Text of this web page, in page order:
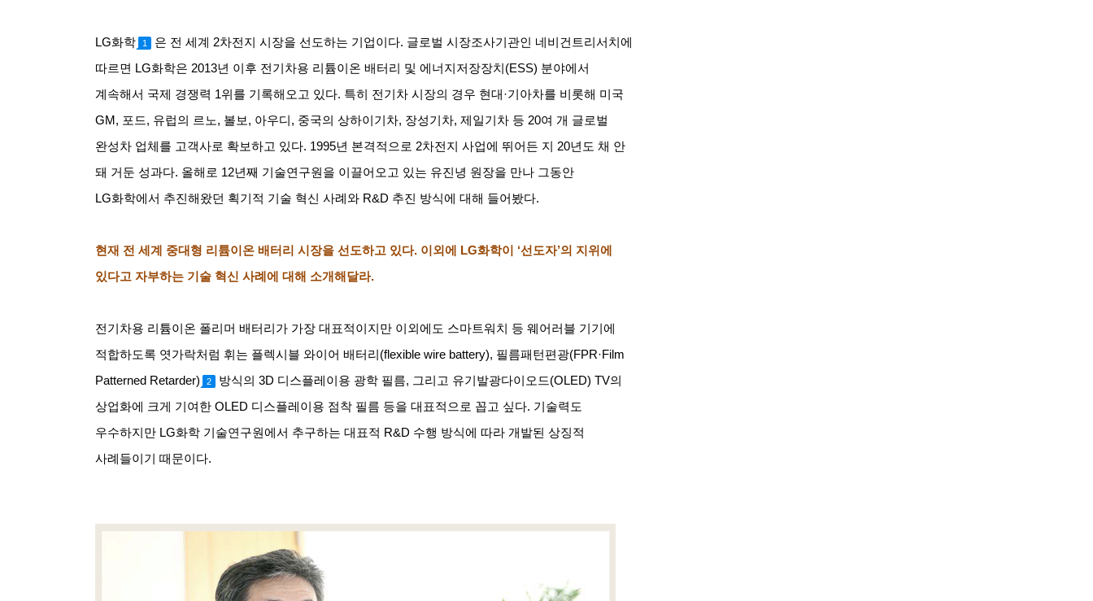
LG화학 1 은 전 세계 2차전지 시장을 선도하는 기업이다. 글로벌 시장조사기관인 네비건트리서치에
따르면 LG화학은 2013년 이후 전기차용 리튬이온 배터리 및 에너지저장장치(ESS) 분야에서
계속해서 국제 경쟁력 1위를 기록해오고 있다. 특히 전기차 시장의 경우 현대·기아차를 비롯해 미국
GM, 포드, 유럽의 르노, 볼보, 아우디, 중국의 상하이기차, 장성기차, 제일기차 등 20여 개 글로벌
완성차 업체를 고객사로 확보하고 있다. 1995년 본격적으로 2차전지 사업에 뛰어든 지 20년도 채 안
돼 거둔 성과다. 올해로 12년째 기술연구원을 이끌어오고 있는 유진녕 원장을 만나 그동안
LG화학에서 추진해왔던 획기적 기술 혁신 사례와 R&D 추진 방식에 대해 들어봤다.
현재 전 세계 중대형 리튬이온 배터리 시장을 선도하고 있다. 이외에 LG화학이 ‘선도자’의 지위에
있다고 자부하는 기술 혁신 사례에 대해 소개해달라.
전기차용 리튬이온 폴리머 배터리가 가장 대표적이지만 이외에도 스마트워치 등 웨어러블 기기에
적합하도록 엿가락처럼 휘는 플렉시블 와이어 배터리(flexible wire battery), 필름패턴편광(FPR·Film
Patterned Retarder)
2 방식의 3D 디스플레이용 광학 필름, 그리고 유기발광다이오드(OLED) TV의
상업화에 크게 기여한 OLED 디스플레이용 점착 필름 등을 대표적으로 꼽고 싶다. 기술력도
우수하지만 LG화학 기술연구원에서 추구하는 대표적 R&D 수행 방식에 따라 개발된 상징적
사례들이기 때문이다.